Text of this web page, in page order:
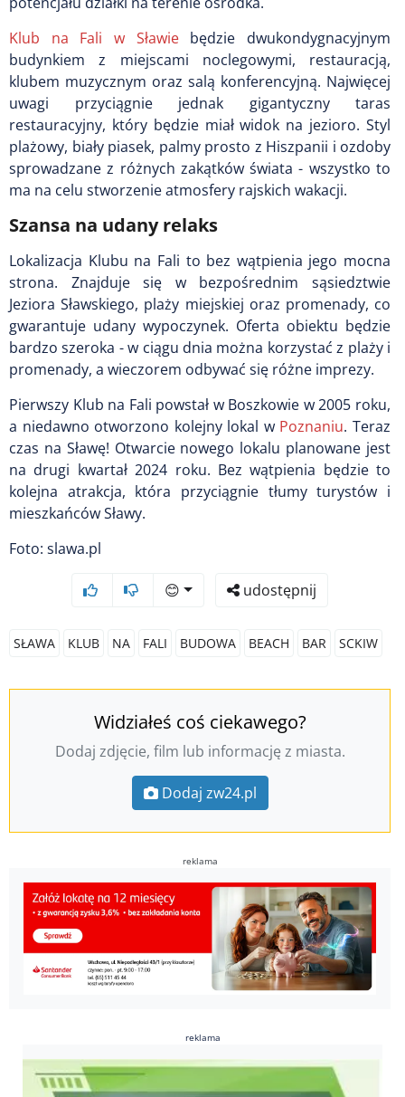
Klub na Fali w Sławiebędzie dwukondygnacyjnym
budynkiem z miejscami noclegowymi, restauracją,
klubem muzycznym oraz salą konferencyjną. Najwięcej
uwagi przyciągnie jednak gigantyczny taras
restauracyjny, który będzie miał widok na jezioro. Styl
plażowy, biały piasek, palmy prosto z Hiszpanii i ozdoby
sprowadzane z różnych zakątków świata - wszystko to
ma na celu stworzenie atmosfery rajskich wakacji.
Szansa na udany relaks
Lokalizacja Klubu na Fali to bez wątpienia jego mocna
strona. Znajduje się w bezpośrednim sąsiedztwie
Jeziora Sławskiego, plaży miejskiej oraz promenady, co
gwarantuje udany wypoczynek. Oferta obiektu będzie
bardzo szeroka - w ciągu dnia można korzystać z plaży i
promenady, a wieczorem odbywać się różne imprezy.
Pierwszy Klub na Fali powstał w Boszkowie w 2005 roku,
a niedawno otworzono kolejny lokal w Poznaniu. Teraz
czas na Sławę! Otwarcie nowego lokalu planowane jest
na drugi kwartał 2024 roku. Bez wątpienia będzie to
kolejna atrakcja, która przyciągnie tłumy turystów i
mieszkańców Sławy.
Foto: slawa.pl
😊 udostępnij
SŁAWA KLUB NA FALI BUDOWA BEACH BAR SCKIW
Widziałeś coś ciekawego?
Dodaj zdjęcie, film lub informację z miasta.
Dodaj zw24.pl
reklama
reklama